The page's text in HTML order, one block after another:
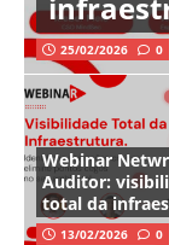
25/02/2026 0
Webinar
Auditor:
total da
13/02/2026 0